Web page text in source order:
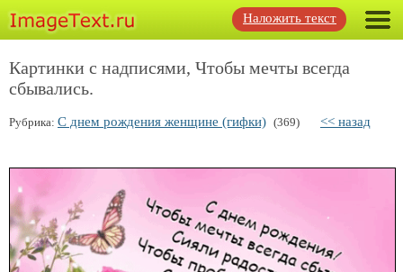
Наложить текст
Картинки с надписями, Чтобы мечты всегда
сбывались.
Рубрика: С днем рождения женщине (гифки) (369) << назад